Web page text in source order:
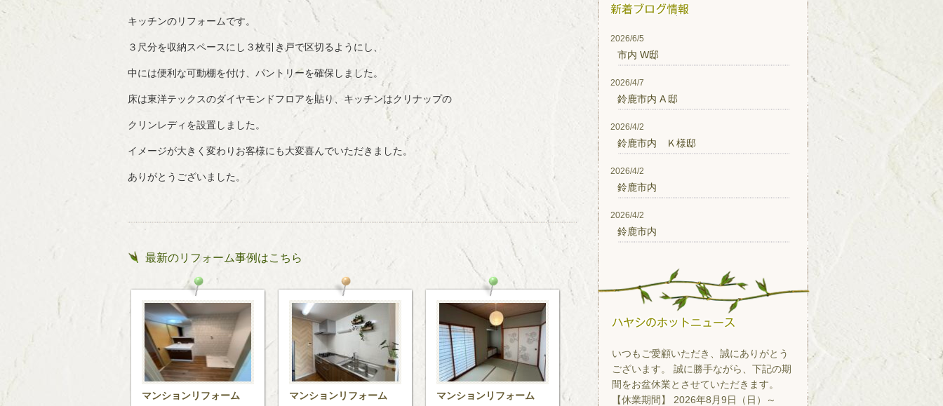
キッチンのリフォームです。
３尺分を収納スペースにし３枚引き戸で区切るようにし、
中には便利な可動棚を付け、パントリーを確保しました。
床は東洋テックスのダイヤモンドフロアを貼り、キッチンはクリナップの
クリンレディを設置しました。
イメージが大きく変わりお客様にも大変喜んでいただきました。
ありがとうございました。
最新のリフォーム事例はこちら
マンションリフォーム マンションリフォーム マンションリフォーム
2026/6/5
市内 W邸
2026/4/7
鈴鹿市内 A 邸
2026/4/2
鈴鹿市内 Ｋ様邸
2026/4/2
鈴鹿市内
2026/4/2
鈴鹿市内
いつもご愛顧いただき、誠にありがとう
ございます。 誠に勝手ながら、下記の期
間をお盆休業とさせていただきます。
【休業期間】 2026年8月9日（日）～